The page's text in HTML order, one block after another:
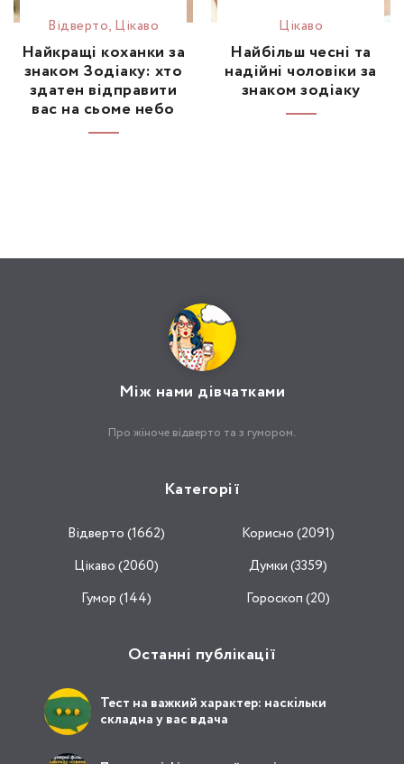
Відвертo, Цікаво
Найкращі коханки за
знаком Зодіаку: хто
здатен відправити
вас на сьоме небо
Цікаво
Найбільш чесні та
надійні чоловіки за
знаком зодіаку
Між нами дівчатками
Про жіноче відверто та з гумором.
Категорії
Відвертo (1662)
Корисно (2091)
Цікаво (2060)
Думки (3359)
Гумор (144)
Гороскоп (20)
Останні публікації
Тест на важкий характер: наскільки
складна у вас вдача